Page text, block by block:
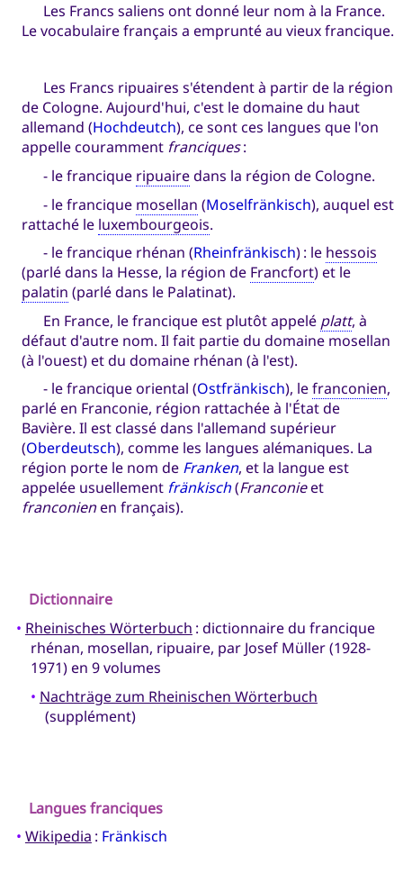
Les Francs saliens ont donné leur nom à la France.
Le vocabulaire français a emprunté au vieux francique.
Les Francs ripuaires s'étendent à partir de la région
de Cologne. Aujourd'hui, c'est le domaine du haut
allemand (Hochdeutch), ce sont ces langues que l'on
appelle couramment franciques:
- le francique ripuairedans la région de Cologne.
- le francique mosellan (Moselfränkisch), auquel est
rattaché le luxembourgeois.
- le francique rhénan (Rheinfränkisch) : le hessois
(parlé dans la Hesse, la région de Francfort) et le
palatin (parlé dans le Palatinat).
En France, le francique est plutôt appelé platt, à
défaut d'autre nom. Il fait partie du domaine mosellan
(à l'ouest) et du domaine rhénan (à l'est).
- le francique oriental (Ostfränkisch), lefranconien,
parlé en Franconie, région rattachée à l'État de
Bavière. Il est classé dans l'allemand supérieur
(Oberdeutsch), comme les langues alémaniques. La
région porte le nom de Franken, et la langue est
appelée usuellement fränkisch(Franconieet
franconienen français).
Dictionnaire
• Rheinisches Wörterbuch : dictionnaire du francique
rhénan, mosellan, ripuaire, par Josef Müller (1928-
1971) en 9 volumes
• Nachträge zum Rheinischen Wörterbuch
(supplément)
Langues franciques
• Wikipedia : Fränkisch